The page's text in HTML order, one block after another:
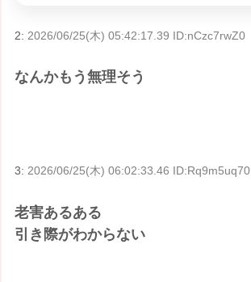
2: 2026/06/25(木) 05:42:17.39 ID:nCzc7rwZ0
なんかもう無理そう
3:2026/06/25(木) 06:02:33.46 ID:Rq9m5uq70
老害あるある
引き際がわからない